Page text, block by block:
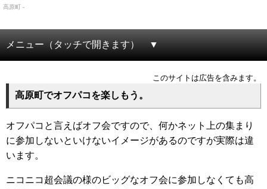
高原町 -
メニュー（タッチで開きます）
このサイトは広告を含みます。
高原町でオフパコを楽しもう。
オフパコと言えばオフ会ですので、何かネット上の集まり
に参加しないといけないイメージがあるのですが実際は違
います。
ニコニコ超会議の様のビッグなオフ会に参加しなくても高